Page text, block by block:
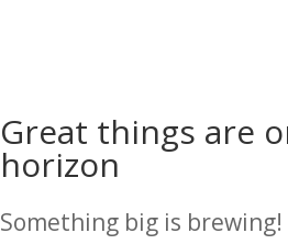
Great things are
horizon
Something big is